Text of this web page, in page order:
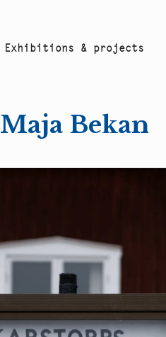
Exhi bi ti ons & projects
Maja Bekan